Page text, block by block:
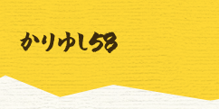
HOME
LIVE